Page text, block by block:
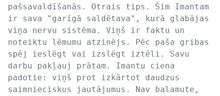
pašsavaldīšanās. Otrais tips. Šim Imantam
ir sava "garīgā saldētava", kurā glabājas
viņa nervu sistēma. Viņš ir faktu un
noteiktu lēmumu atzinējs. Pēc paša gribas
spēj ieslēgt vai izslēgt iztēli. Savu
darbu pakļauj prātam. Imantu ciena
padotie: viņš prot izkārtot daudzus
saimnieciskus jautājumus. Nav balamute,